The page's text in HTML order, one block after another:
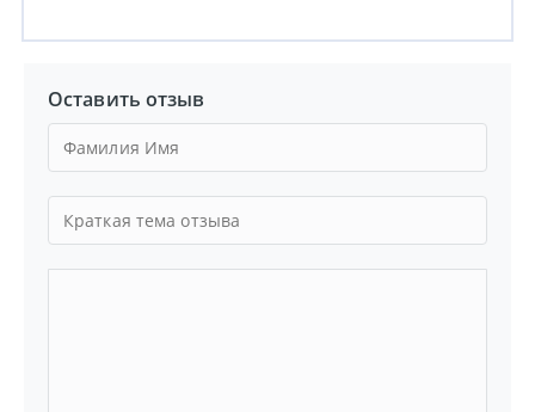
Оставить отзыв